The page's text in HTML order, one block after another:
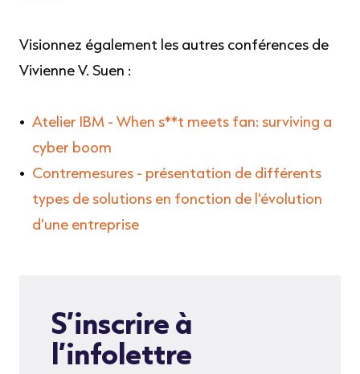
Visionnez également les autres conférences de
Vivienne V. Suen :
Atelier IBM - When s**t meets fan: surviving a
cyber boom
Contremesures - présentation de différents
types de solutions en fonction de l'évolution
d'une entreprise
S’inscrire à
l’infolettre